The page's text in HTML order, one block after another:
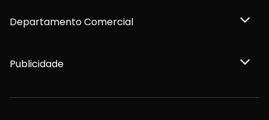
Departamento Comercial
Publicidade